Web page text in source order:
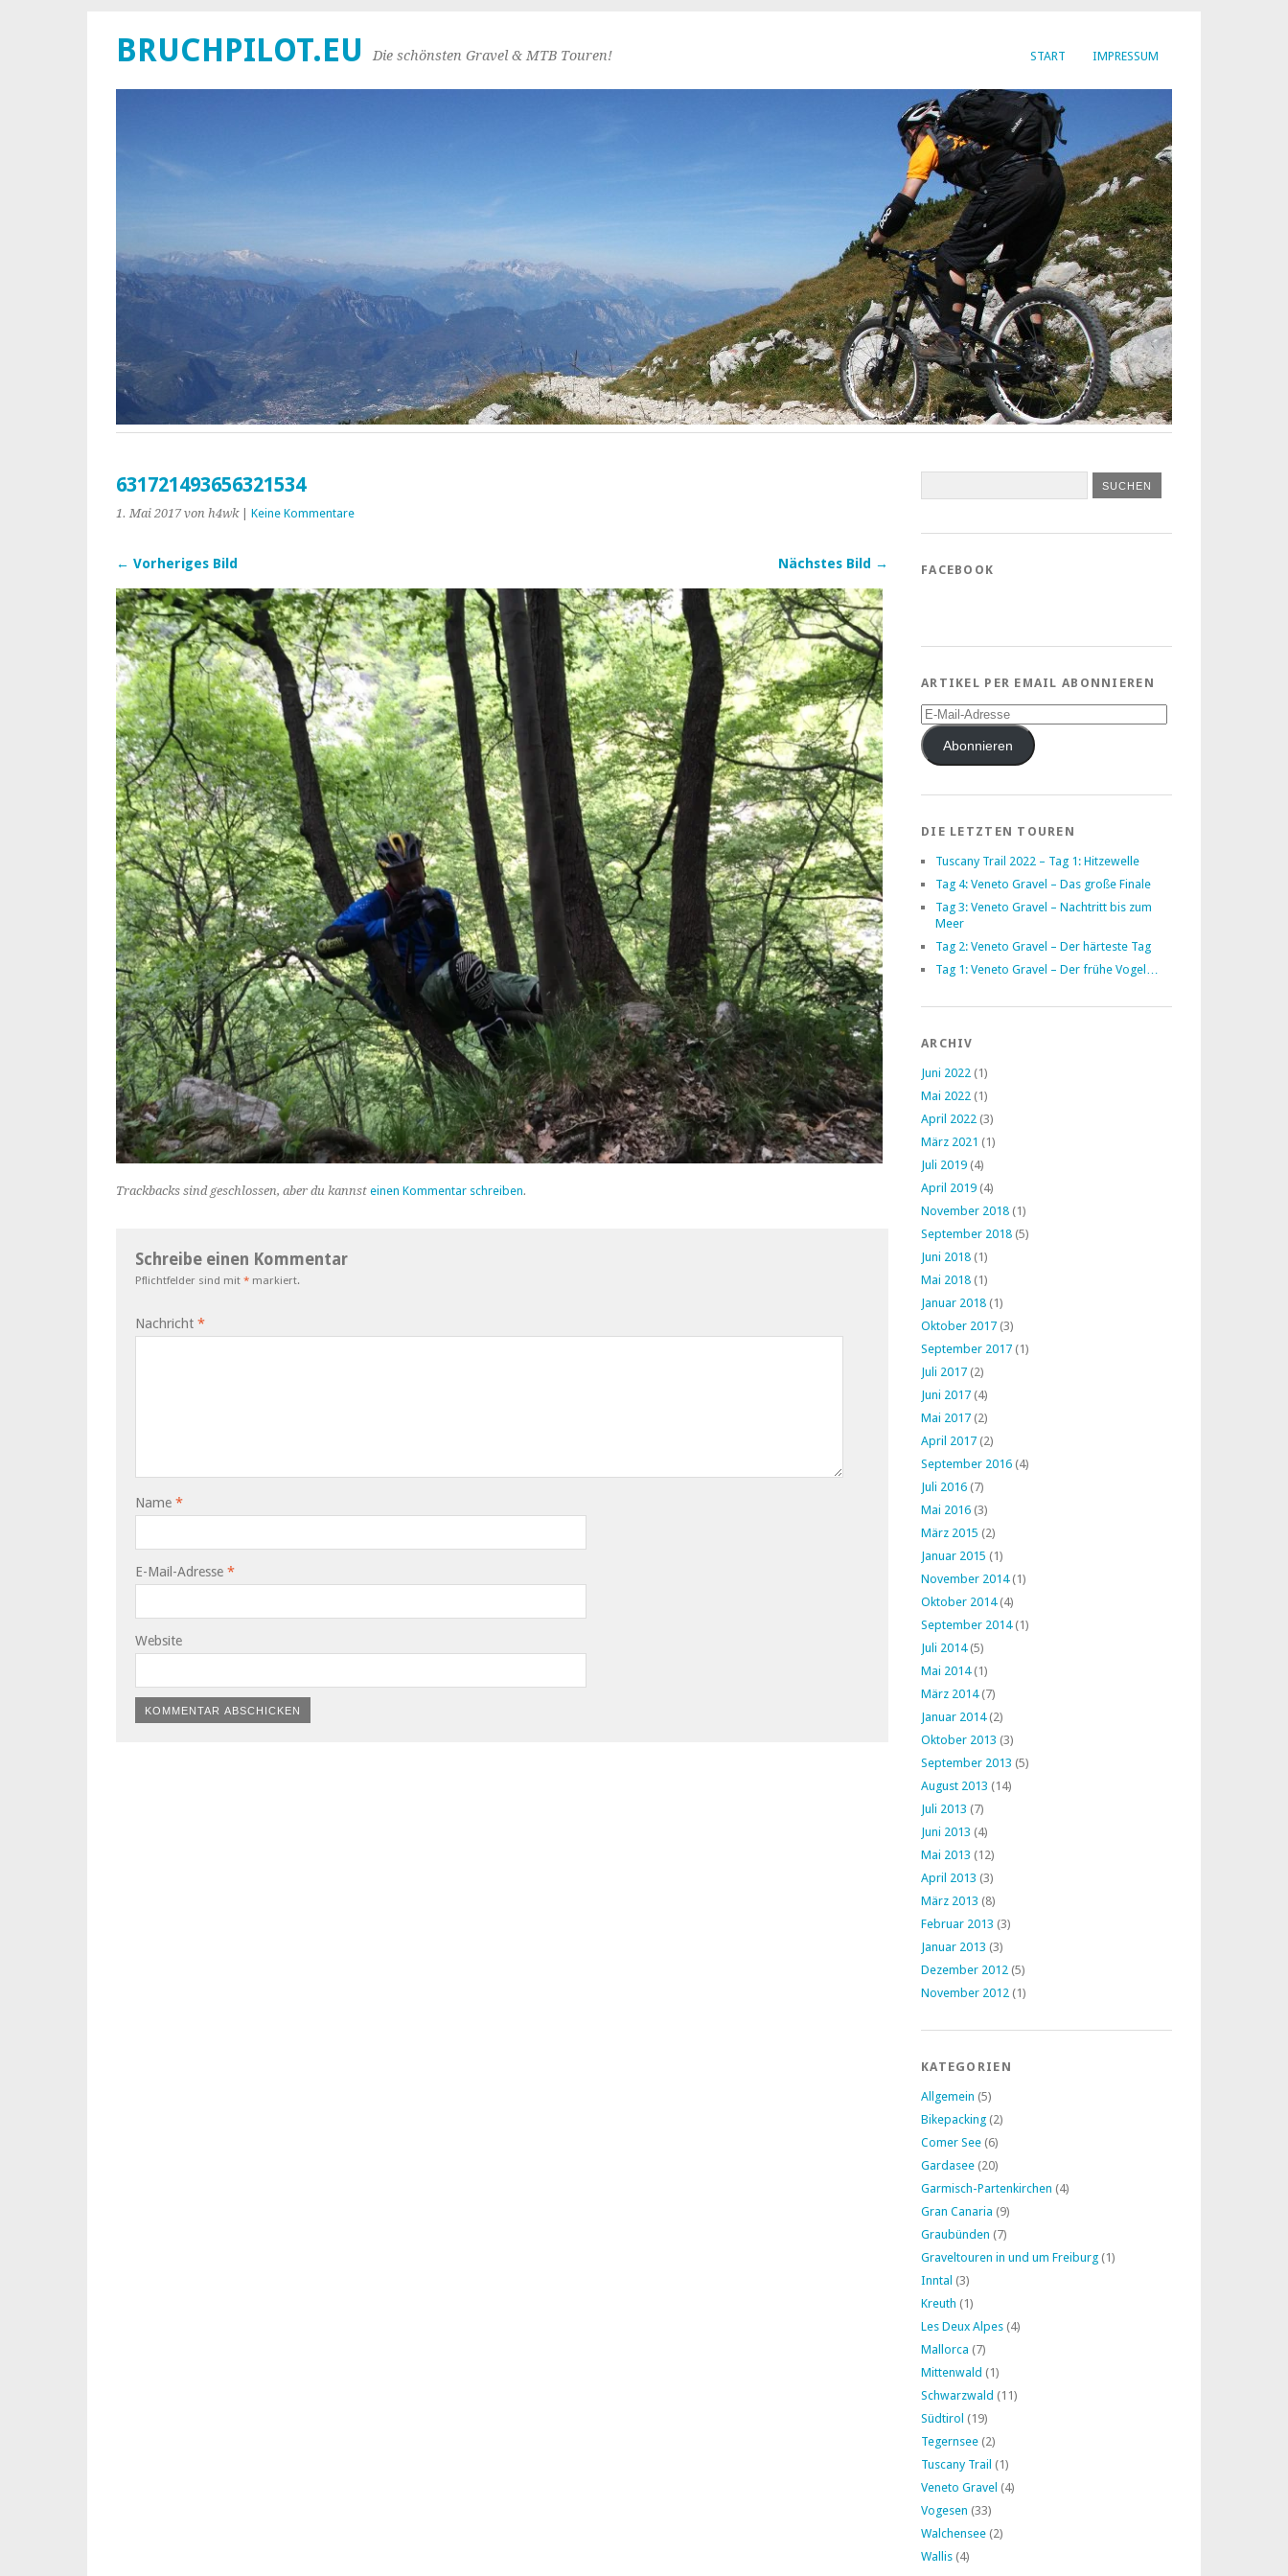
START IMPRESSUM
BRUCHPILOT.EU Die schönsten Gravel & MTB Touren!
631721493656321534
1. Mai 2017 von h4wk| Keine Kommentare
← Vorheriges Bild Nächstes Bild →
Trackbacks sind geschlossen, aber du kannst einen Kommentar schreiben.
Schreibe einen Kommentar
Pflichtfelder sind mit * markiert.
Nachricht *
Name *
E-Mail-Adresse *
Website
FACEBOOK
ARTIKEL PER EMAIL ABONNIEREN
E-
Mail-
AdresseAbonnieren
DIE LETZTEN TOUREN
Tuscany Trail 2022 – Tag 1: Hitzewelle
Tag 4: Veneto Gravel – Das große Finale
Tag 3: Veneto Gravel – Nachtritt bis zum
Meer
Tag 2: Veneto Gravel – Der härteste Tag
Tag 1: Veneto Gravel – Der frühe Vogel…
ARCHIV
Juni 2022 (1)
Mai 2022 (1)
April 2022 (3)
März 2021 (1)
Juli 2019 (4)
April 2019 (4)
November 2018 (1)
September 2018 (5)
Juni 2018 (1)
Mai 2018 (1)
Januar 2018 (1)
Oktober 2017 (3)
September 2017 (1)
Juli 2017 (2)
Juni 2017 (4)
Mai 2017 (2)
April 2017 (2)
September 2016 (4)
Juli 2016 (7)
Mai 2016 (3)
März 2015 (2)
Januar 2015 (1)
November 2014(1)
Oktober 2014(4)
September 2014(1)
Juli 2014(5)
Mai 2014(1)
März 2014(7)
Januar 2014(2)
Oktober 2013 (3)
September 2013 (5)
August 2013 (14)
Juli 2013 (7)
Juni 2013 (4)
Mai 2013 (12)
April 2013 (3)
März 2013 (8)
Februar 2013 (3)
Januar 2013 (3)
Dezember 2012 (5)
November 2012 (1)
KATEGORIEN
Allgemein (5)
Bikepacking (2)
Comer See (6)
Gardasee (20)
Garmisch-Partenkirchen (4)
Gran Canaria (9)
Graubünden (7)
Graveltouren in und um Freiburg (1)
Inntal (3)
Kreuth (1)
Les Deux Alpes (4)
Mallorca (7)
Mittenwald (1)
Schwarzwald (11)
Südtirol (19)
Tegernsee (2)
Tuscany Trail (1)
Veneto Gravel (4)
Vogesen (33)
Walchensee (2)
Wallis (4)